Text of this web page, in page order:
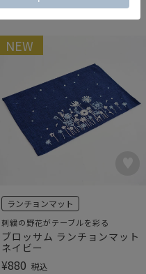
NEW
ランチョンマット
刺繍の野花がテーブルを彩る
ブロッサム ランチョンマット
ネイビー
¥880 税込